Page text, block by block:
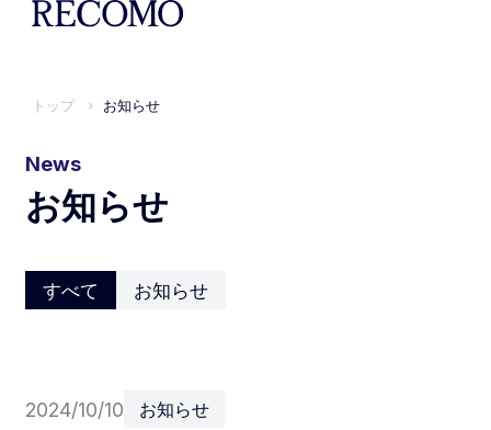
トップ お知らせ
News
お知らせ
すべて お知らせ
2024/10/10 お知らせ